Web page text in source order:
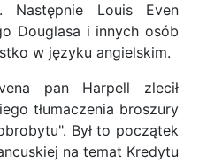
Następnie Louis Even
Douglasa i innych osób
w języku angielskim.
pan Harpell zlecił
tłumaczenia broszury
Był to początek
na temat Kredytu